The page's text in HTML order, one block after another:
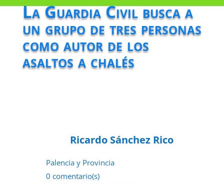
La Guardia Civil busca a
un grupo de tres personas
como autor de los
asaltos a chalés
Ricardo Sánchez Rico
Palencia y Provincia
0 comentario(s)